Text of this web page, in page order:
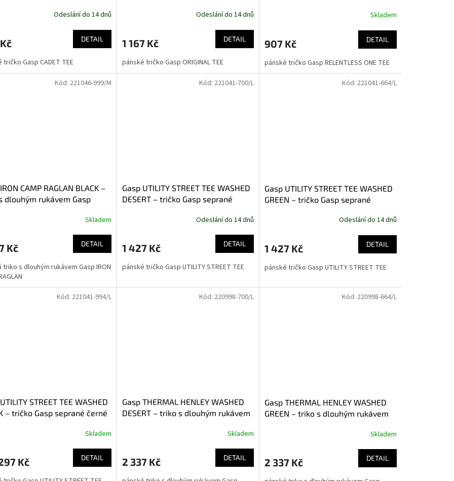
Odeslání do 14 dnů
DETAIL
tričko Gasp CADET TEE
Odeslání do 14 dnů
1 167 Kč DETAIL
pánské tričko Gasp ORIGINAL TEE
Skladem
907 Kč DETAIL
pánské tričko Gasp RELENTLESS ONE TEE
CAMP RAGLAN BLACK –
dlouhým rukávem Gasp
Skladem
Kč DETAIL
triko s dlouhým rukávem Gasp IRON
Kód: 221046-999/M
Gasp UTILITY STREET TEE WASHED
DESERT – tričko Gasp seprané
Odeslání do 14 dnů
1 427 Kč DETAIL
pánské tričko Gasp UTILITY STREET TEE
Kód: 221041-700/L
Gasp UTILITY STREET TEE WASHED
GREEN – tričko Gasp seprané
Odeslání do 14 dnů
1 427 Kč DETAIL
pánské tričko Gasp UTILITY STREET TEE
Kód: 221041-664/L
STREET TEE WASHED
– tričko Gasp seprané černé
Skladem
Kč DETAIL
Kód: 221041-994/L
Gasp THERMAL HENLEY WASHED
DESERT – triko s dlouhým rukávem
Skladem
2 337 Kč DETAIL
Kód: 220998-700/L
Gasp THERMAL HENLEY WASHED
GREEN – triko s dlouhým rukávem
Skladem
2 337 Kč DETAIL
Kód: 220998-664/L